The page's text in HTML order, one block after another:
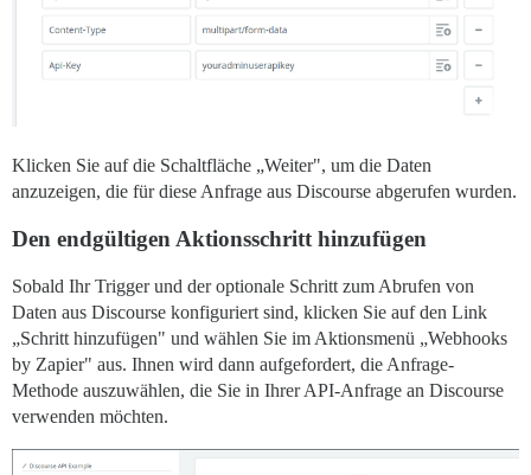
Klicken Sie auf die Schaltfläche „Weiter", um die Daten
anzuzeigen, die für diese Anfrage aus Discourse abgerufen wurden.
Den endgültigen Aktionsschritt hinzufügen
Sobald Ihr Trigger und der optionale Schritt zum Abrufen von
Daten aus Discourse konfiguriert sind, klicken Sie auf den Link
„Schritt hinzufügen" und wählen Sie im Aktionsmenü „Webhooks
by Zapier" aus. Ihnen wird dann aufgefordert, die Anfrage-
Methode auszuwählen, die Sie in Ihrer API-Anfrage an Discourse
verwenden möchten.